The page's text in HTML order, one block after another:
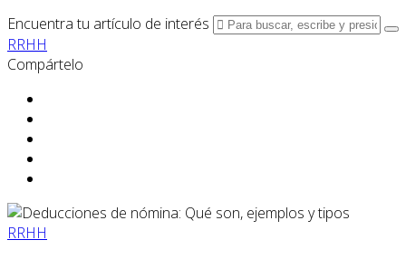
Encuentra tu artículo de interés
RRHH
Compártelo
RRHH